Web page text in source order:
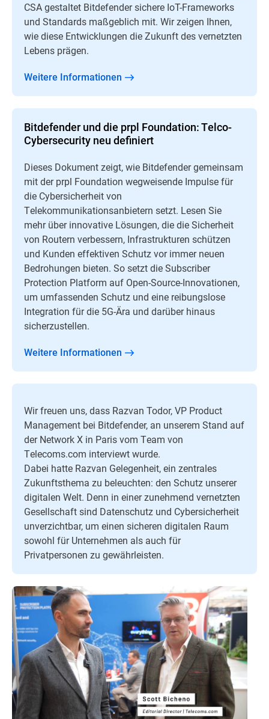
CSA gestaltet Bitdefender sichere IoT-Frameworks
und Standards maßgeblich mit. Wir zeigen Ihnen,
wie diese Entwicklungen die Zukunft des vernetzten
Lebens prägen.
Weitere Informationen
Bitdefender und die prpl Foundation: Telco-
Cybersecurity neu definiert
Dieses Dokument zeigt, wie Bitdefender gemeinsam
mit der prpl Foundation wegweisende Impulse für
die Cybersicherheit von
Telekommunikationsanbietern setzt. Lesen Sie
mehr über innovative Lösungen, die die Sicherheit
von Routern verbessern, Infrastrukturen schützen
und Kunden effektiven Schutz vor immer neuen
Bedrohungen bieten. So setzt die Subscriber
Protection Platform auf Open-Source-Innovationen,
um umfassenden Schutz und eine reibungslose
Integration für die 5G-Ära und darüber hinaus
sicherzustellen.
Weitere Informationen
Wir freuen uns, dass Razvan Todor, VP Product
Management bei Bitdefender, an unserem Stand auf
der Network X in Paris vom Team von
Telecoms.com interviewt wurde.
Dabei hatte Razvan Gelegenheit, ein zentrales
Zukunftsthema zu beleuchten: den Schutz unserer
digitalen Welt. Denn in einer zunehmend vernetzten
Gesellschaft sind Datenschutz und Cybersicherheit
unverzichtbar, um einen sicheren digitalen Raum
sowohl für Unternehmen als auch für
Privatpersonen zu gewährleisten.